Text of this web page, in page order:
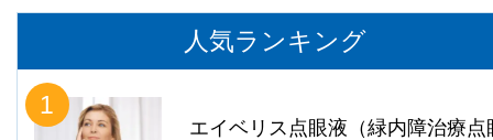
人気ランキング
1
エイベリス点眼液（緑内障治療点